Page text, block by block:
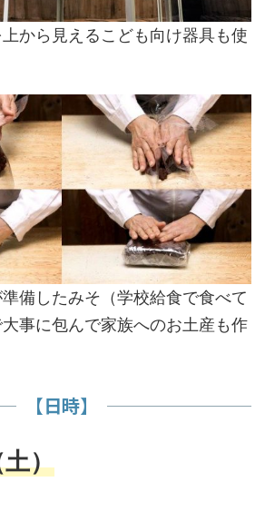
から見えるこども向け器具も使
備したみそ（学校給食で食べて
事に包んで家族へのお土産も作
【日時】
）